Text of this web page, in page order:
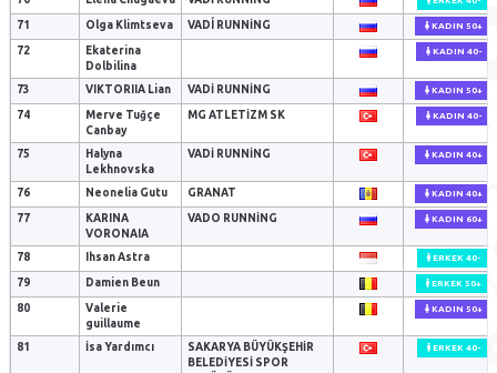
71 Olga Klimtseva VADÍ RUNNING KADIN 50+
72
Ekaterina
Dolbilina
KADIN 40-
73 VIKTORIIA Lian VADI RUNNING KADIN 50+
74
Merve Tuğçe
Canbay
MG ATLETİZM SK KADIN 40-
75
Halyna
Lekhnovska
VADI RUNNING KADIN 40+
76 Neonelia Gutu GRANAT KADIN 40+
77
KARINA
VORONAIA
VADO RUNNING KADIN 60+
78 Ihsan Astra ERKEK 40-
79 Damien Beun ERKEK 50+
80
Valerie
guillaume
KADIN 50+
81 İsa Yardımcı
SAKARYA BÜYÜKŞEHIR
BELEDIYESI SPOR
ERKEK 40-